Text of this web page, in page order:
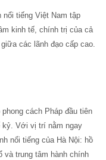
nổi tiếng Việt Nam tập
kinh tế, chính trị của cả
các lãnh đạo cấp cao.
cách Pháp đầu tiên
Với vị trí nằm ngay
nổi tiếng của Hà Nội: hồ
và trung tâm hành chính